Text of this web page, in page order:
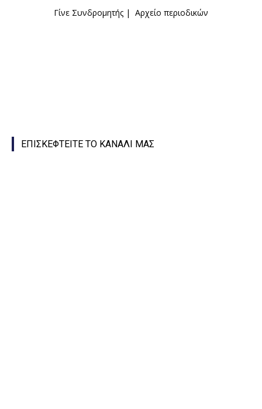
Γίνε Συνδρομητής | Αρχείο περιοδικών
ΕΠΙΣΚΕΦΤΕΙΤΕ ΤΟ ΚΑΝΑΛΙ ΜΑΣ